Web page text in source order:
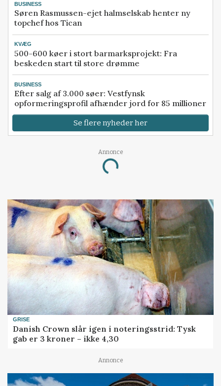
BUSINESS
Søren Rasmussen-ejet halmselskab henter ny
topchef hos Tican
KVÆG
500-600 køer i stort barmarksprojekt: Fra
beskeden start til store drømme
BUSINESS
Efter salg af 3.000 søer: Vestfynsk
opformeringsprofil afhænder jord for 85 millioner
Se flere nyheder her
Annonce
Loading...
GRISE
Danish Crown slår igen i noteringsstrid: Tysk
gab er 3 kroner – ikke 4,30
Annonce